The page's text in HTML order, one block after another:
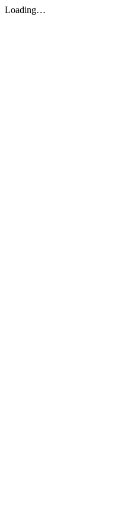
Loading…